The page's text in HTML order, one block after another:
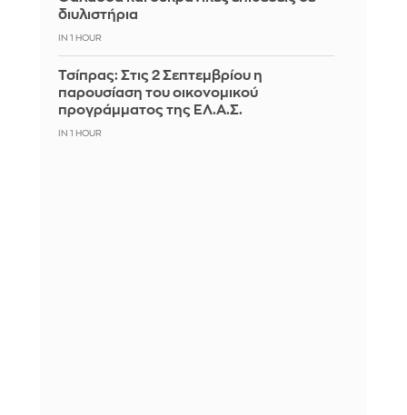
διυλιστήρια
IN 1 HOUR
Τσίπρας: Στις 2 Σεπτεμβρίου η
παρουσίαση του οικονομικού
προγράμματος της ΕΛ.Α.Σ.
IN 1 HOUR